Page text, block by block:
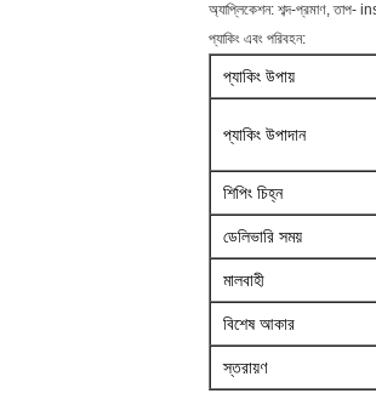
অ্যাপ্লিকেশন: শব্দ-প্রমাণ,
প্যাকিং এবং পরিবহন:
প্যাকিং উপায়
প্যাকিং উপাদান
শিপিং চিহ্ন
ডেলিভারি সময়
মালবাহী
বিশেষ আকার
স্তরায়ণ